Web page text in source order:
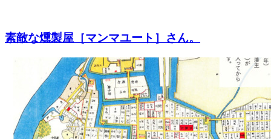
素敵な燻製屋［マンマユート］さん。